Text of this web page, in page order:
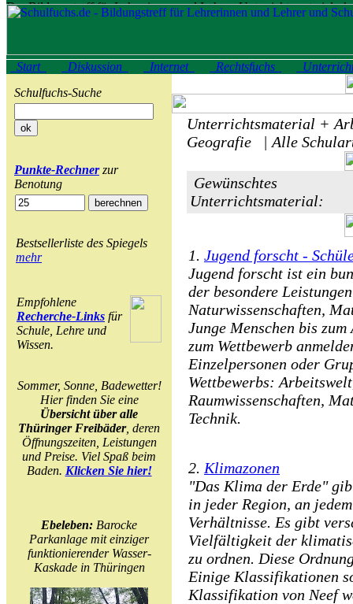
Start Diskussion Internet Rechtsfuchs
Schulfuchs-Suche
Punkte-Rechnerzur
Benotung
Bestsellerliste des Spiegels
mehr
Empfohlene
Recherche-Links für
Schule, Lehre und
Wissen.
Sommer, Sonne, Badewetter!
Hier finden Sie eine
Übersicht über alle
Thüringer Freibäder, deren
Öffnungszeiten, Leistungen
und Preise. Viel Spaß beim
Baden. Klicken Sie hier!
Ebeleben: Barocke
Parkanlage mit einziger
funktionierender Wasser-
Kaskade in Thüringen
Unterrichtsmaterial +
Geografie | Alle
Gewünschtes
Unterrichtsmaterial:
1. Jugend forscht -
Jugend forscht ist ein
der besondere
Naturwissenschaften,
Junge Menschen bis
zum Wettbewerb
Einzelpersonen oder
Wettbewerbs:
Raumwissenschaften,
Technik.
2. Klimazonen
"Das Klima der Erde"
in jeder Region, an
Verhältnisse. Es gibt
Vielfältigkeit der
zu ordnen. Diese
Einige Klassifikationen
Klassifikation von Neef